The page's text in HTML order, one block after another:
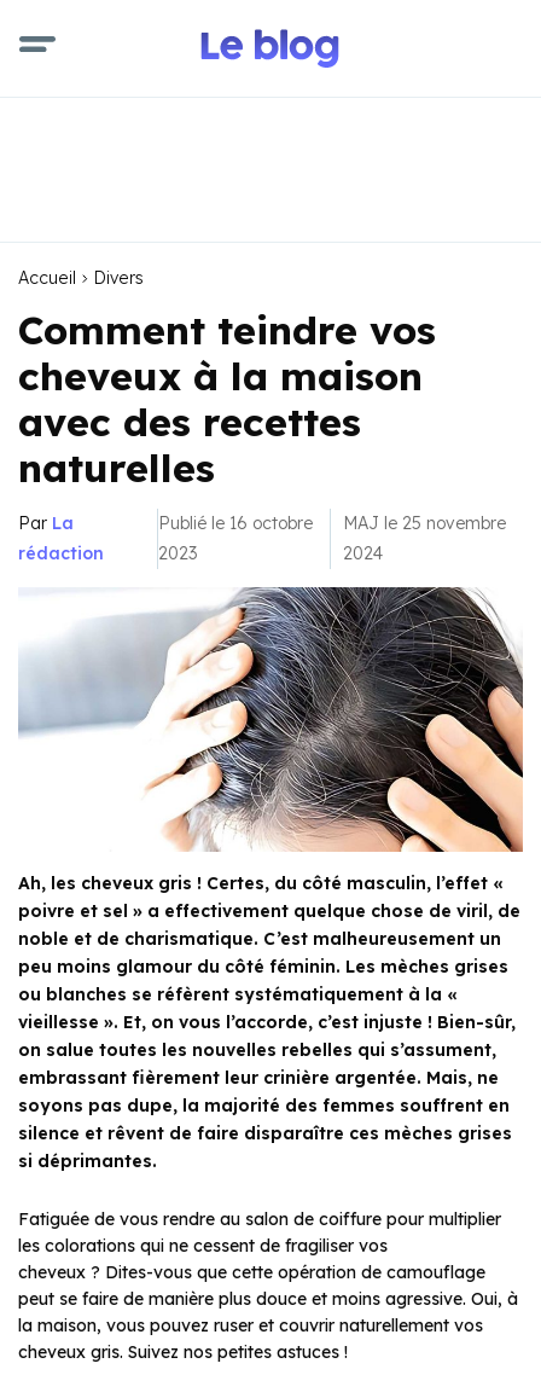
Accueil Divers
Comment teindre vos
cheveux à la maison
avec des recettes
naturelles
Par La
rédaction
Publié le 16 octobre
2023
MAJ le 25 novembre
2024
Ah, les cheveux gris ! Certes, du côté masculin, l’effet «
poivre et sel » a effectivement quelque chose de viril, de
noble et de charismatique. C’est malheureusement un
peu moins glamour du côté féminin. Les mèches grises
ou blanches se réfèrent systématiquement à la «
vieillesse ». Et, on vous l’accorde, c’est injuste ! Bien-sûr,
on salue toutes les nouvelles rebelles qui s’assument,
embrassant fièrement leur crinière argentée. Mais, ne
soyons pas dupe, la majorité des femmes souffrent en
silence et rêvent de faire disparaître ces mèches grises
si déprimantes.
Fatiguée de vous rendre au salon de coiffure pour multiplier
les colorations qui ne cessent de fragiliser vos
cheveux ? Dites-vous que cette opération de camouflage
peut se faire de manière plus douce et moins agressive. Oui, à
la maison, vous pouvez ruser et couvrir naturellement vos
cheveux gris. Suivez nos petites astuces !